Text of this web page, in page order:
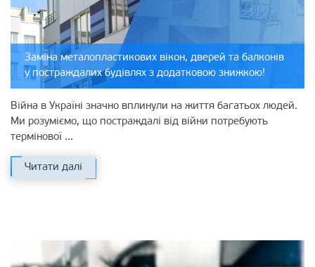
Заміна металопластикових вікон, дверей та балконів
у постраждалих будівлях з додатковою знижкою!
Війна в Україні значно вплинули на життя багатьох людей.
Ми розуміємо, що постраждалі від війни потребують
термінової ...
Читати далі